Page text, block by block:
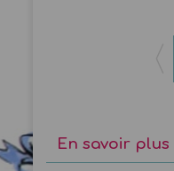
En savoir plus